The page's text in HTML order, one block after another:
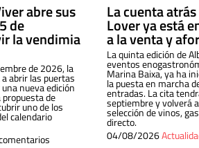
abre sus
de
la vendimia
de 2026, la
abrir las puertas
nueva edición
propuesta de
uno de los
calendario
La cuenta
Lover ya está
a la venta y
La quinta edición de
eventos
Marina Baixa, ya ha
la puesta en marcha
entradas. La cita
septiembre y volverá
selección de vinos,
directo.
04/08/2026